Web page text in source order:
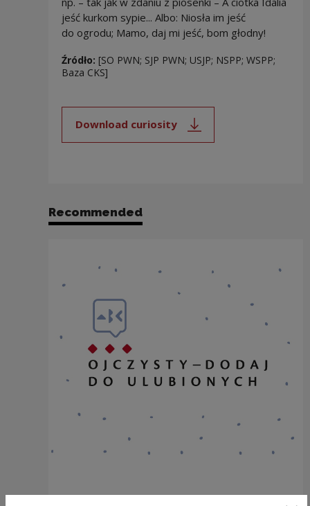
jeść kurkom sypie... Albo: Niosła im jeść
do ogrodu; Mamo, daj mi jeść, bom głodny!
Źródło: [SO PWN; SJP PWN; USJP; NSPP; WSPP;
Baza CKS]
Download curiosity
Note, the link will open in a new
Recommended